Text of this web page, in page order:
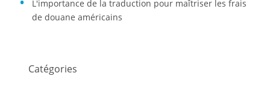
L'importance de la traduction pour maîtriser les frais
de douane américains
Catégories